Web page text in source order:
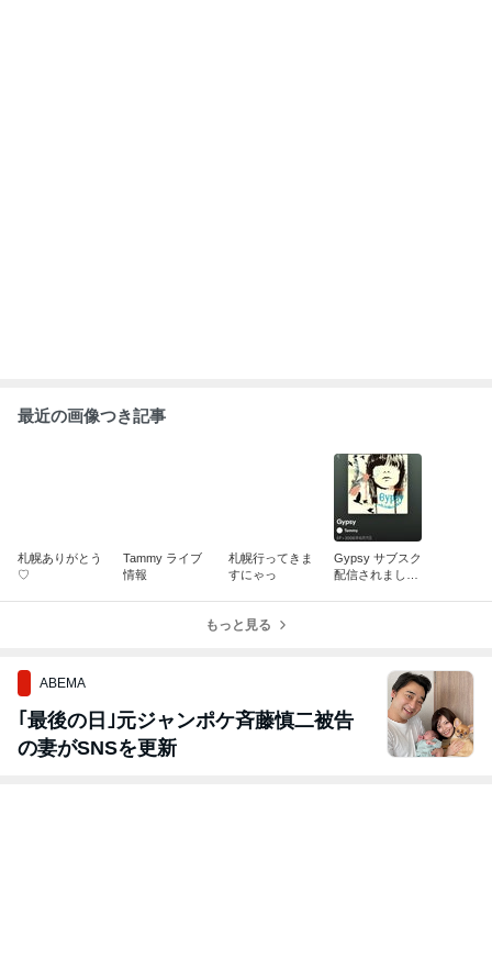
最近の画像つき記事
札幌ありがとう
♡
Tammy ライブ
情報
札幌行ってきま
すにゃっ
Gypsy サブスク
配信されました
もっと見る
ABEMA
｢最後の日｣元ジャンポケ斉藤慎二被告
の妻がSNSを更新